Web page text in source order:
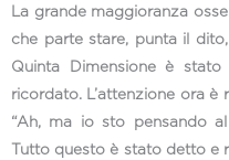
La grande maggioranza
che parte stare, punta il
Quinta Dimensione è
ricordato. L’attenzione ora
“Ah, ma io sto pensando
Tutto questo è stato detto e